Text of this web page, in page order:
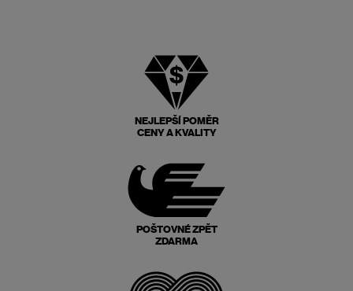
NEJLEPŠÍ POMĚR
CENY A KVALITY
POŠTOVNÉ ZPĚT
ZDARMA